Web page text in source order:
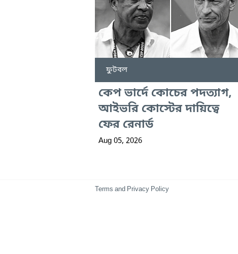
ফুটবল
কেপ ভার্দে কোচের পদত্যাগ,
আইভরি কোস্টের দায়িত্বে
ফের রেনার্ড
Aug 05, 2026
Terms and Privacy Policy